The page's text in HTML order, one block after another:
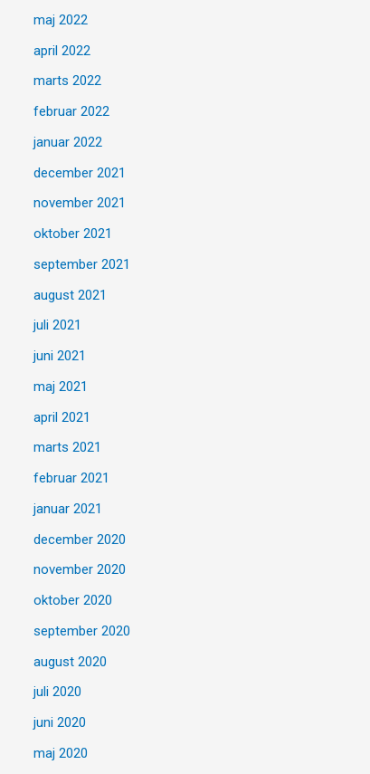
maj 2022
april 2022
marts 2022
februar 2022
januar 2022
december 2021
november 2021
oktober 2021
september 2021
august 2021
juli 2021
juni 2021
maj 2021
april 2021
marts 2021
februar 2021
januar 2021
december 2020
november 2020
oktober 2020
september 2020
august 2020
juli 2020
juni 2020
maj 2020